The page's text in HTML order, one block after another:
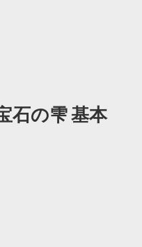
石の雫 基本